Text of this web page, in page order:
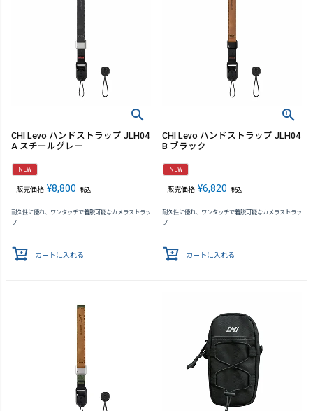
CHI Levo ハンドストラップ JLH04
A スチールグレー
NEW
販売価格 ¥8,800 税込
耐久性に優れ、ワンタッチで着脱可能なカメラストラッ
プ
カートに入れる
CHI Levo ハンドストラップ JLH04
B ブラック
NEW
販売価格 ¥6,820 税込
耐久性に優れ、ワンタッチで着脱可能なカメラストラッ
プ
カートに入れる